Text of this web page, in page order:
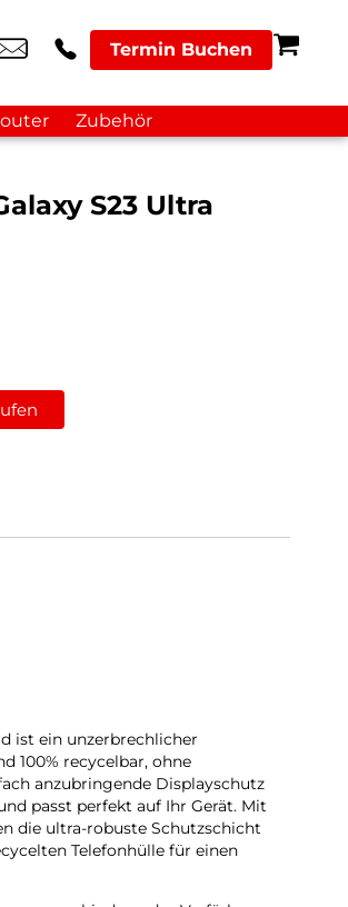
Termin Buchen
Zubehör
S23 Ultra
ist ein unzerbrechlicher
100% recycelbar, ohne
anzubringende Displayschutz
passt perfekt auf Ihr Gerät. Mit
die ultra-robuste Schutzschicht
Telefonhülle für einen